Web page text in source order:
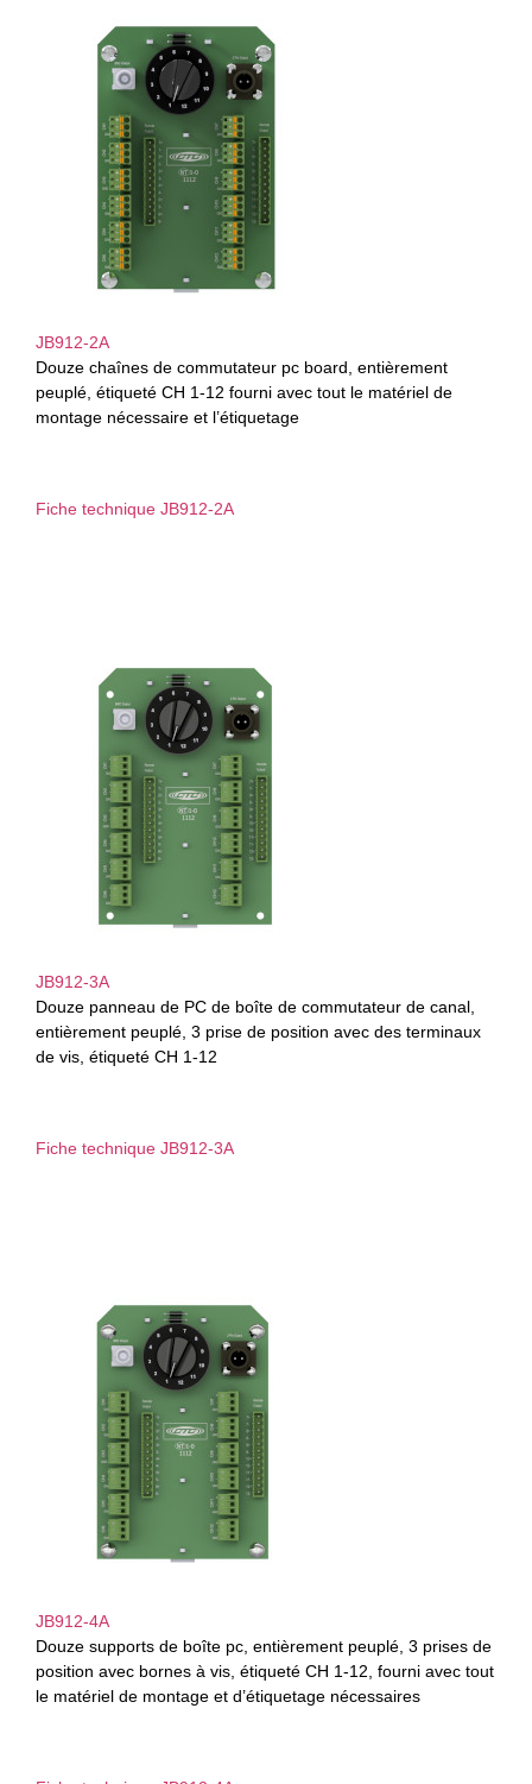
JB912-2A
Douze chaînes de commutateur pc board, entièrement
peuplé, étiqueté CH 1-12 fourni avec tout le matériel de
montage nécessaire et l’étiquetage
Fiche technique JB912-2A
JB912-3A
Douze panneau de PC de boîte de commutateur de canal,
entièrement peuplé, 3 prise de position avec des terminaux
de vis, étiqueté CH 1-12
Fiche technique JB912-3A
JB912-4A
Douze supports de boîte pc, entièrement peuplé, 3 prises de
position avec bornes à vis, étiqueté CH 1-12, fourni avec tout
le matériel de montage et d’étiquetage nécessaires